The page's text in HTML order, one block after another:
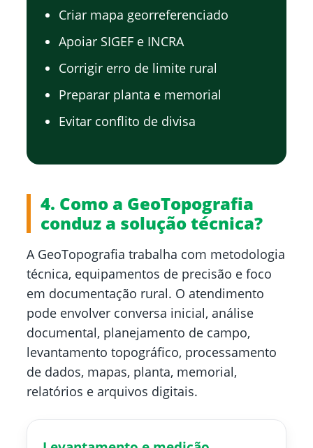
Criar mapa georreferenciado
Apoiar SIGEF e INCRA
Corrigir erro de limite rural
Preparar planta e memorial
Evitar conflito de divisa
4. Como a GeoTopografia
conduz a solução técnica?
A GeoTopografia trabalha com metodologia
técnica, equipamentos de precisão e foco
em documentação rural. O atendimento
pode envolver conversa inicial, análise
documental, planejamento de campo,
levantamento topográfico, processamento
de dados, mapas, planta, memorial,
relatórios e arquivos digitais.